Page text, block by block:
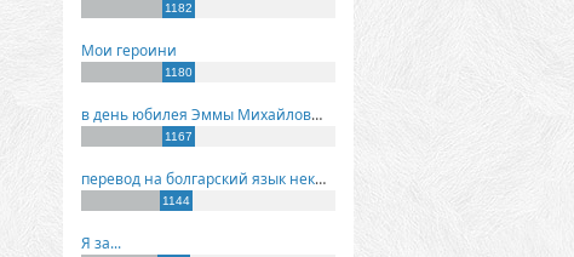
1182
Мои героини
1180
в день юбилея Эммы Михайловны Киселевой
1167
перевод на болгарский язык некоторых моих стихов
1144
Я за...